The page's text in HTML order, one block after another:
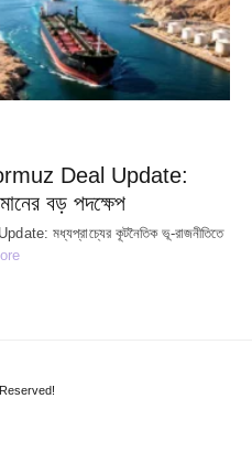
Deal Update:
বড় পদক্ষেপ
মধ্যপ্রাচ্যের কূটনৈতিক ভূ-রাজনীতিতে